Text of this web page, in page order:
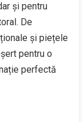
și pentru
De
și piețele
pentru o
perfectă